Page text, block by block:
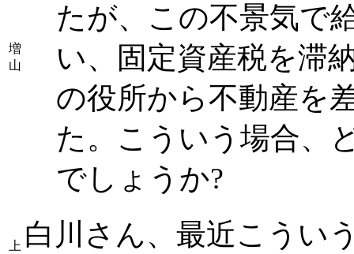
増
山
たが、この不景気で
い、固定資産税を滞
の役所から不動産を
た。こういう場合、
でしょうか?
上 白川さん、最近こうい